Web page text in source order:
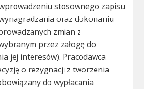
stosownego zapisu
oraz dokonaniu
zmian z
przez załogę do
jej interesów). Pracodawca
o rezygnacji z tworzenia
do wypłacania